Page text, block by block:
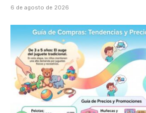
6 de agosto de 2026